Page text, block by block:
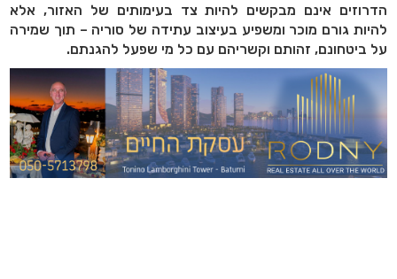
הדרוזים אינם מבקשים להיות צד בעימותים של האזור, אלא
להיות גורם מוכר ומשפיע בעיצוב עתידה של סוריה – תוך שמירה
על ביטחונם, זהותם וקשריהם עם כל מי שפעל להגנתם.